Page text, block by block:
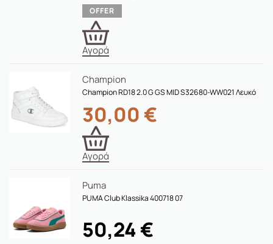
Αγορά
Champion
Champion RD18 2.0 G GS MID S32680-WW021 Λευκό
30,00 €
Αγορά
Puma
PUMA Club Klassika 400718 07
50,24 €